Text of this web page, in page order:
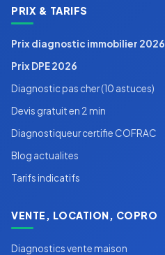
PRIX & TARIFS
Prix diagnostic immobilier 2026
Prix DPE 2026
Diagnostic pas cher (10 astuces)
Devis gratuit en 2 min
Diagnostiqueur certifie COFRAC
Blog actualites
Tarifs indicatifs
VENTE, LOCATION, COPRO
Diagnostics vente maison